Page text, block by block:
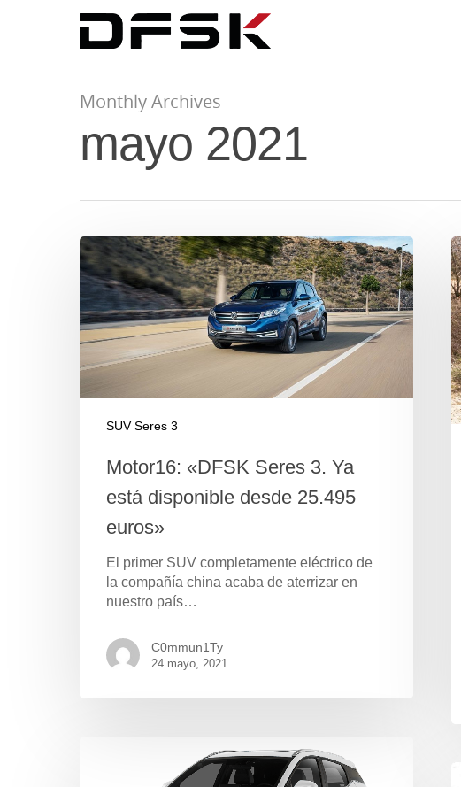
Pulse Enter para buscar o ESC para cerrar
Monthly Archives
mayo 2021
SUV Seres 3
Motor16: «DFSK Seres 3. Ya
está disponible desde 25.495
euros»
El primer SUV completamente eléctrico de
la compañía china acaba de aterrizar en
nuestro país…
C0mmun1Ty
24 mayo, 2021